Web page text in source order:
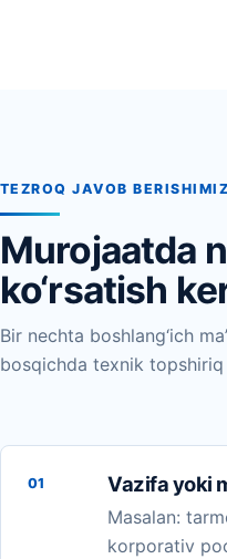
TEZROQ JAVOB
Murojaatda
ko‘rsatish
Bir nechta boshlang‘ich
bosqichda texnik topshiriq
01 Vazifa yoki
Masalan:
korporativ